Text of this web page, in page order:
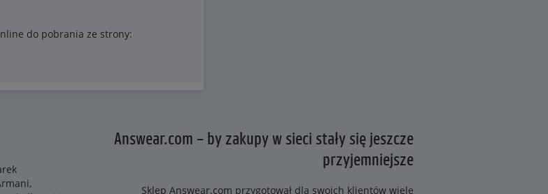
Answear.com – by zakupy w sieci stały się jeszcze
przyjemniejsze
Sklep Answear.com przygotował dla swoich klientów wiele